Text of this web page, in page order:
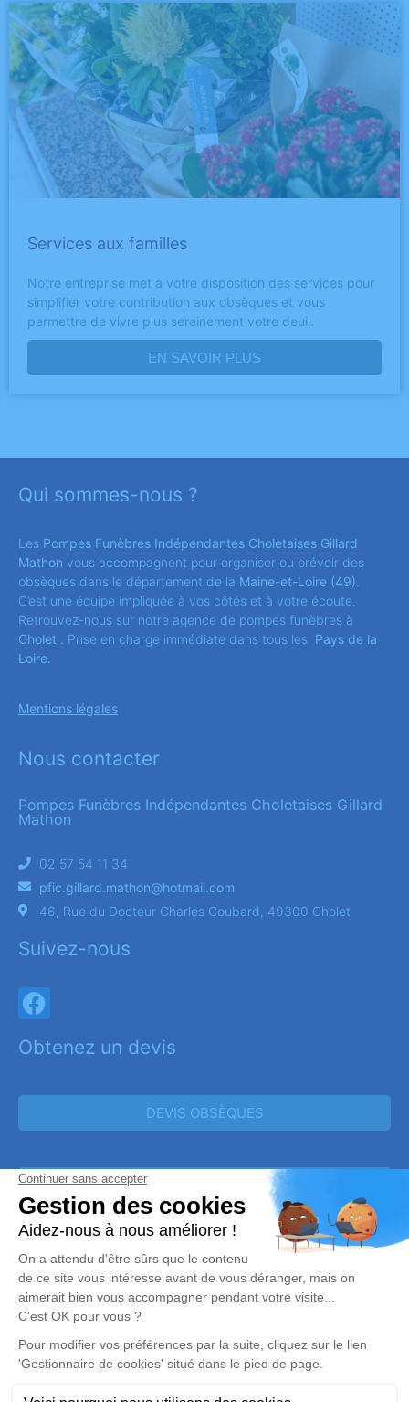
Services aux familles
Notre entreprise met à votre disposition des services pour
simplifier votre contribution aux obsèques et vous
permettre de vivre plus sereinement votre deuil.
EN SAVOIR PLUS
Qui sommes-nous ?
Les Pompes Funèbres Indépendantes Choletaises Gillard
Mathon vous accompagnent pour organiser ou prévoir des
obsèques dans le département de la Maine-et-Loire (49)
C’est une équipe impliquée à vos côtés et à votre écoute.
Retrouvez-nous sur notre agence de pompes funèbres à
Cholet . Prise en charge immédiate dans tous les Pays de la
Loire.
Mentions légales
Nous contacter
Pompes Funèbres Indépendantes Choletaises Gillard
Mathon
02 57 54 11 34
pfic.gillard.mathon@hotmail.com
46, Rue du Docteur Charles Coubard, 49300 Cholet
Suivez-nous
Obtenez un devis
DEVIS OBSÈQUES
DEVIS PRÉVOYANCE
DEVIS MARBRERIE